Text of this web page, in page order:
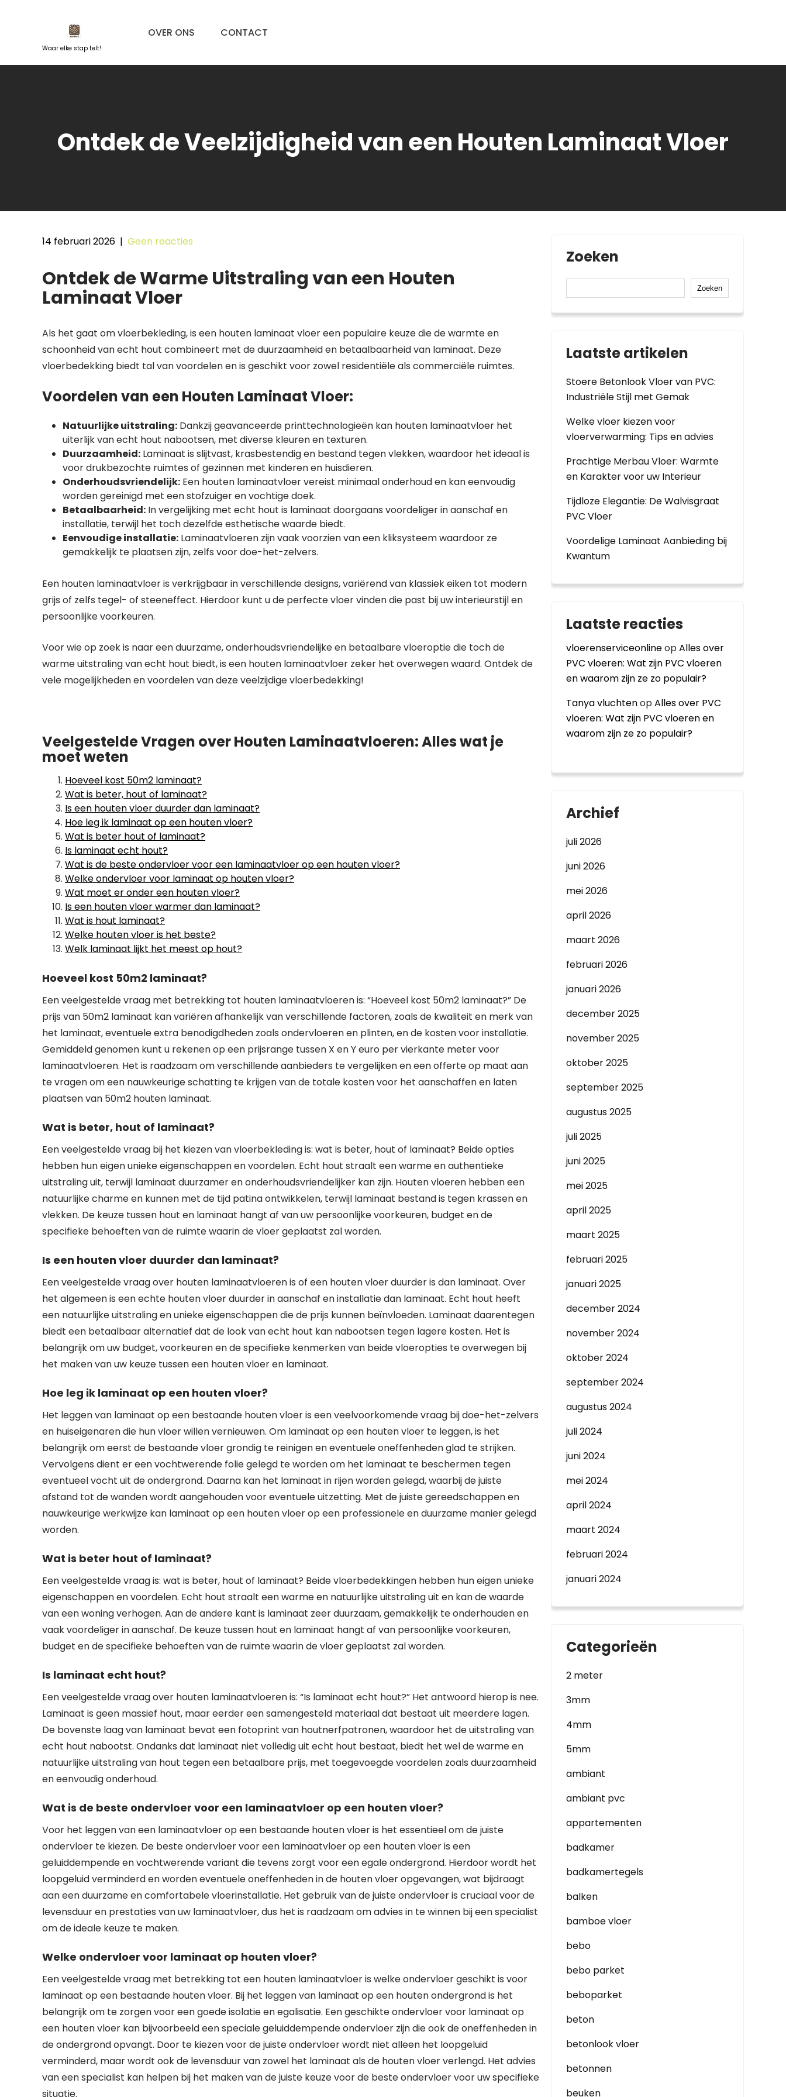
Waar elke stap telt!
OVER ONS CONTACT
Ontdek de Veelzijdigheid van een Houten Laminaat Vloer
14 februari 2026 | Geen reacties
Ontdek de Warme Uitstraling van een Houten
Laminaat Vloer
Als het gaat om vloerbekleding, is een houten laminaat vloer een populaire keuze die de warmte en
schoonheid van echt hout combineert met de duurzaamheid en betaalbaarheid van laminaat. Deze
vloerbedekking biedt tal van voordelen en is geschikt voor zowel residentiële als commerciële ruimtes.
Voordelen van een Houten Laminaat Vloer:
Natuurlijke uitstraling: Dankzij geavanceerde printtechnologieën kan houten laminaatvloer het
uiterlijk van echt hout nabootsen, met diverse kleuren en texturen.
Duurzaamheid: Laminaat is slijtvast, krasbestendig en bestand tegen vlekken, waardoor het ideaal is
voor drukbezochte ruimtes of gezinnen met kinderen en huisdieren.
Onderhoudsvriendelijk: Een houten laminaatvloer vereist minimaal onderhoud en kan eenvoudig
worden gereinigd met een stofzuiger en vochtige doek.
Betaalbaarheid: In vergelijking met echt hout is laminaat doorgaans voordeliger in aanschaf en
installatie, terwijl het toch dezelfde esthetische waarde biedt.
Eenvoudige installatie: Laminaatvloeren zijn vaak voorzien van een kliksysteem waardoor ze
gemakkelijk te plaatsen zijn, zelfs voor doe-het-zelvers.
Een houten laminaatvloer is verkrijgbaar in verschillende designs, variërend van klassiek eiken tot modern
grijs of zelfs tegel- of steeneffect. Hierdoor kunt u de perfecte vloer vinden die past bij uw interieurstijl en
persoonlijke voorkeuren.
Voor wie op zoek is naar een duurzame, onderhoudsvriendelijke en betaalbare vloeroptie die toch de
warme uitstraling van echt hout biedt, is een houten laminaatvloer zeker het overwegen waard. Ontdek de
vele mogelijkheden en voordelen van deze veelzijdige vloerbedekking!
Veelgestelde Vragen over Houten Laminaatvloeren: Alles wat je
moet weten
Hoeveel kost 50m2 laminaat?
Wat is beter, hout of laminaat?
Is een houten vloer duurder dan laminaat?
Hoe leg ik laminaat op een houten vloer?
Wat is beter hout of laminaat?
Is laminaat echt hout?
Wat is de beste ondervloer voor een laminaatvloer op een houten vloer?
Welke ondervloer voor laminaat op houten vloer?
Wat moet er onder een houten vloer?
Is een houten vloer warmer dan laminaat?
Wat is hout laminaat?
Welke houten vloer is het beste?
Welk laminaat lijkt het meest op hout?
Hoeveel kost 50m2 laminaat?
Een veelgestelde vraag met betrekking tot houten laminaatvloeren is: “Hoeveel kost 50m2 laminaat?” De
prijs van 50m2 laminaat kan variëren afhankelijk van verschillende factoren, zoals de kwaliteit en merk van
het laminaat, eventuele extra benodigdheden zoals ondervloeren en plinten, en de kosten voor installatie.
Gemiddeld genomen kunt u rekenen op een prijsrange tussen X en Y euro per vierkante meter voor
laminaatvloeren. Het is raadzaam om verschillende aanbieders te vergelijken en een offerte op maat aan
te vragen om een nauwkeurige schatting te krijgen van de totale kosten voor het aanschaffen en laten
plaatsen van 50m2 houten laminaat.
Wat is beter, hout of laminaat?
Een veelgestelde vraag bij het kiezen van vloerbekleding is: wat is beter, hout of laminaat? Beide opties
hebben hun eigen unieke eigenschappen en voordelen. Echt hout straalt een warme en authentieke
uitstraling uit, terwijl laminaat duurzamer en onderhoudsvriendelijker kan zijn. Houten vloeren hebben een
natuurlijke charme en kunnen met de tijd patina ontwikkelen, terwijl laminaat bestand is tegen krassen en
vlekken. De keuze tussen hout en laminaat hangt af van uw persoonlijke voorkeuren, budget en de
specifieke behoeften van de ruimte waarin de vloer geplaatst zal worden.
Is een houten vloer duurder dan laminaat?
Een veelgestelde vraag over houten laminaatvloeren is of een houten vloer duurder is dan laminaat. Over
het algemeen is een echte houten vloer duurder in aanschaf en installatie dan laminaat. Echt hout heeft
een natuurlijke uitstraling en unieke eigenschappen die de prijs kunnen beïnvloeden. Laminaat daarentegen
biedt een betaalbaar alternatief dat de look van echt hout kan nabootsen tegen lagere kosten. Het is
belangrijk om uw budget, voorkeuren en de specifieke kenmerken van beide vloeropties te overwegen bij
het maken van uw keuze tussen een houten vloer en laminaat.
Hoe leg ik laminaat op een houten vloer?
Het leggen van laminaat op een bestaande houten vloer is een veelvoorkomende vraag bij doe-het-zelvers
en huiseigenaren die hun vloer willen vernieuwen. Om laminaat op een houten vloer te leggen, is het
belangrijk om eerst de bestaande vloer grondig te reinigen en eventuele oneffenheden glad te strijken.
Vervolgens dient er een vochtwerende folie gelegd te worden om het laminaat te beschermen tegen
eventueel vocht uit de ondergrond. Daarna kan het laminaat in rijen worden gelegd, waarbij de juiste
afstand tot de wanden wordt aangehouden voor eventuele uitzetting. Met de juiste gereedschappen en
nauwkeurige werkwijze kan laminaat op een houten vloer op een professionele en duurzame manier gelegd
worden.
Wat is beter hout of laminaat?
Een veelgestelde vraag is: wat is beter, hout of laminaat? Beide vloerbedekkingen hebben hun eigen unieke
eigenschappen en voordelen. Echt hout straalt een warme en natuurlijke uitstraling uit en kan de waarde
van een woning verhogen. Aan de andere kant is laminaat zeer duurzaam, gemakkelijk te onderhouden en
vaak voordeliger in aanschaf. De keuze tussen hout en laminaat hangt af van persoonlijke voorkeuren,
budget en de specifieke behoeften van de ruimte waarin de vloer geplaatst zal worden.
Is laminaat echt hout?
Een veelgestelde vraag over houten laminaatvloeren is: “Is laminaat echt hout?” Het antwoord hierop is nee.
Laminaat is geen massief hout, maar eerder een samengesteld materiaal dat bestaat uit meerdere lagen.
De bovenste laag van laminaat bevat een fotoprint van houtnerfpatronen, waardoor het de uitstraling van
echt hout nabootst. Ondanks dat laminaat niet volledig uit echt hout bestaat, biedt het wel de warme en
natuurlijke uitstraling van hout tegen een betaalbare prijs, met toegevoegde voordelen zoals duurzaamheid
en eenvoudig onderhoud.
Wat is de beste ondervloer voor een laminaatvloer op een houten vloer?
Voor het leggen van een laminaatvloer op een bestaande houten vloer is het essentieel om de juiste
ondervloer te kiezen. De beste ondervloer voor een laminaatvloer op een houten vloer is een
geluiddempende en vochtwerende variant die tevens zorgt voor een egale ondergrond. Hierdoor wordt het
loopgeluid verminderd en worden eventuele oneffenheden in de houten vloer opgevangen, wat bijdraagt
aan een duurzame en comfortabele vloerinstallatie. Het gebruik van de juiste ondervloer is cruciaal voor de
levensduur en prestaties van uw laminaatvloer, dus het is raadzaam om advies in te winnen bij een specialist
om de ideale keuze te maken.
Welke ondervloer voor laminaat op houten vloer?
Een veelgestelde vraag met betrekking tot een houten laminaatvloer is welke ondervloer geschikt is voor
laminaat op een bestaande houten vloer. Bij het leggen van laminaat op een houten ondergrond is het
belangrijk om te zorgen voor een goede isolatie en egalisatie. Een geschikte ondervloer voor laminaat op
een houten vloer kan bijvoorbeeld een speciale geluiddempende ondervloer zijn die ook de oneffenheden in
de ondergrond opvangt. Door te kiezen voor de juiste ondervloer wordt niet alleen het loopgeluid
verminderd, maar wordt ook de levensduur van zowel het laminaat als de houten vloer verlengd. Het advies
van een specialist kan helpen bij het maken van de juiste keuze voor de beste ondervloer voor uw specifieke
situatie.
Zoeken
Zoeken
Laatste artikelen
Stoere Betonlook Vloer van PVC:
Industriële Stijl met Gemak
Welke vloer kiezen voor
vloerverwarming: Tips en advies
Prachtige Merbau Vloer: Warmte
en Karakter voor uw Interieur
Tijdloze Elegantie: De Walvisgraat
PVC Vloer
Voordelige Laminaat Aanbieding bij
Kwantum
Laatste reacties
vloerenserviceonlineopAlles over
PVC vloeren: Wat zijn PVC vloeren
en waarom zijn ze zo populair?
Tanya vluchtenopAlles over PVC
vloeren: Wat zijn PVC vloeren en
waarom zijn ze zo populair?
Archief
juli 2026
juni 2026
mei 2026
april 2026
maart 2026
februari 2026
januari 2026
december 2025
november 2025
oktober 2025
september 2025
augustus 2025
juli 2025
juni 2025
mei 2025
april 2025
maart 2025
februari 2025
januari 2025
december 2024
november 2024
oktober 2024
september 2024
augustus 2024
juli 2024
juni 2024
mei 2024
april 2024
maart 2024
februari 2024
januari 2024
Categorieën
2 meter
3mm
4mm
5mm
ambiant
ambiant pvc
appartementen
badkamer
badkamertegels
balken
bamboe vloer
bebo
bebo parket
beboparket
beton
betonlook vloer
betonnen
beuken